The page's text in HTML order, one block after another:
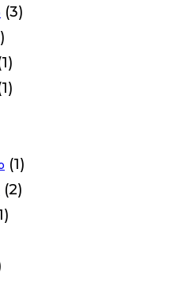
(3)
(1)
(2)